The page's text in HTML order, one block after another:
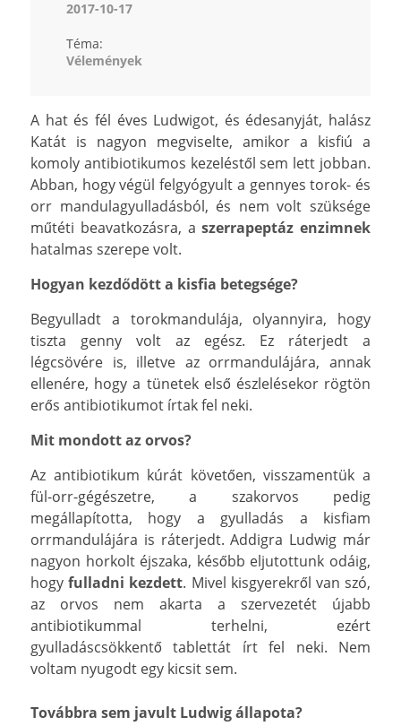
2017-10-17
Téma:
Vélemények
A hat és fél éves Ludwigot, és édesanyját, halász
Katát is nagyon megviselte, amikor a kisfiú a
komoly antibiotikumos kezeléstől sem lett jobban.
Abban, hogy végül felgyógyult a gennyes torok- és
orr mandulagyulladásból, és nem volt szüksége
műtéti beavatkozásra, aszerrapeptáz enzimnek
hatalmas szerepe volt.
Hogyan kezdődött a kisfia betegsége?
Begyulladt a torokmandulája, olyannyira, hogy
tiszta genny volt az egész. Ez ráterjedt a
légcsövére is, illetve az orrmandulájára, annak
ellenére, hogy a tünetek első észlelésekor rögtön
erős antibiotikumot írtak fel neki.
Mit mondott az orvos?
Az antibiotikum kúrát követően, visszamentük a
fül-orr-gégészetre, a szakorvos pedig
megállapította, hogy a gyulladás a kisfiam
orrmandulájára is ráterjedt. Addigra Ludwig már
nagyon horkolt éjszaka, később eljutottunk odáig,
hogyfulladni kezdett. Mivel kisgyerekről van szó,
az orvos nem akarta a szervezetét újabb
antibiotikummal terhelni, ezért
gyulladáscsökkentő tablettát írt fel neki. Nem
voltam nyugodt egy kicsit sem.
Továbbra sem javult Ludwig állapota?